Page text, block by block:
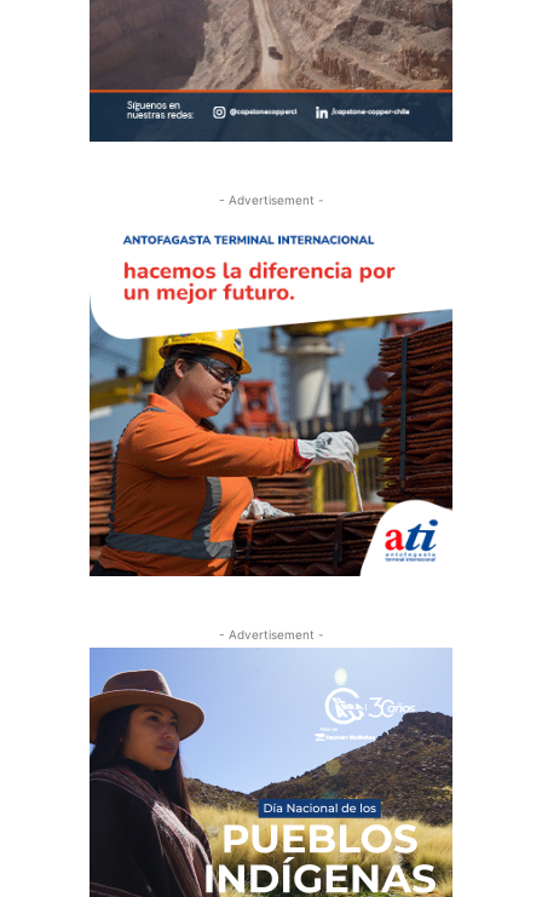
- Advertisement -
- Advertisement -